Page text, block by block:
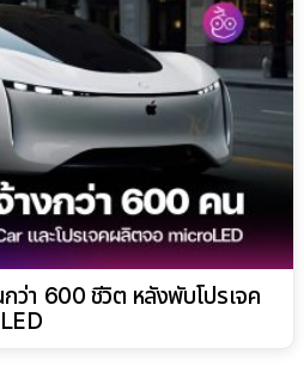
ว่า 600 ชีวิต หลังพับโปรเจค